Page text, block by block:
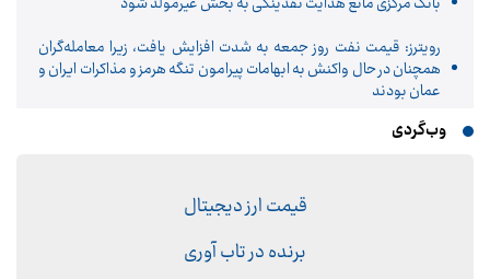
رویترز: قیمت نفت روز جمعه به شدت افزایش یافت، زیرا معامله‌گران
همچنان در حال واکنش به ابهامات پیرامون تنگه هرمز و مذاکرات ایران و
عمان بودند
وب‌گردی
قیمت ارز دیجیتال
برنده در تاب آوری